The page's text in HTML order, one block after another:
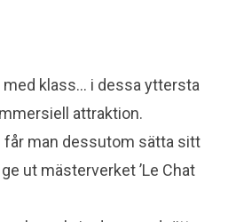
klass… i dessa yttersta
attraktion.
får man dessutom sätta sitt
ut mästerverket ’Le Chat